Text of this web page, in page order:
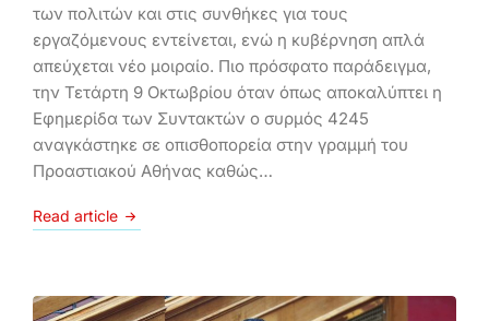
των πολιτών και στις συνθήκες για τους
εργαζόμενους εντείνεται, ενώ η κυβέρνηση απλά
απεύχεται νέο μοιραίο. Πιο πρόσφατο παράδειγμα,
την Τετάρτη 9 Οκτωβρίου όταν όπως αποκαλύπτει η
Εφημερίδα των Συντακτών ο συρμός 4245
αναγκάστηκε σε οπισθοπορεία στην γραμμή του
Προαστιακού Αθήνας καθώς…
Read article